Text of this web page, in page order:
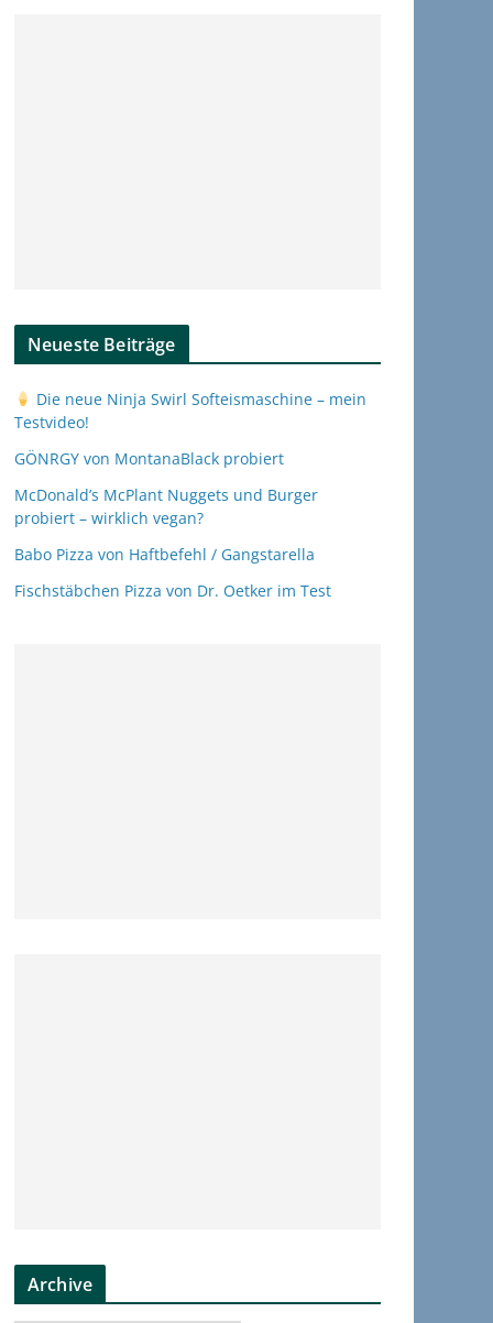
Neueste Beiträge
Die neue Ninja Swirl Softeismaschine – mein
Testvideo!
GÖNRGY von MontanaBlack probiert
McDonald’s McPlant Nuggets und Burger
probiert – wirklich vegan?
Babo Pizza von Haftbefehl / Gangstarella
Fischstäbchen Pizza von Dr. Oetker im Test
Archive